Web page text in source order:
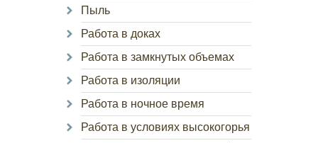
Пыль
Работа в доках
Работа в замкнутых объемах
Работа в изоляции
Работа в ночное время
Работа в условиях высокогорья